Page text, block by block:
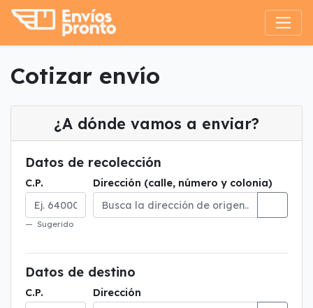
Cotizar envío
¿A dónde vamos a enviar?
Datos de recolección
C.P.
Sugerido
Dirección (calle, número y colonia)
Datos de destino
C.P. Dirección